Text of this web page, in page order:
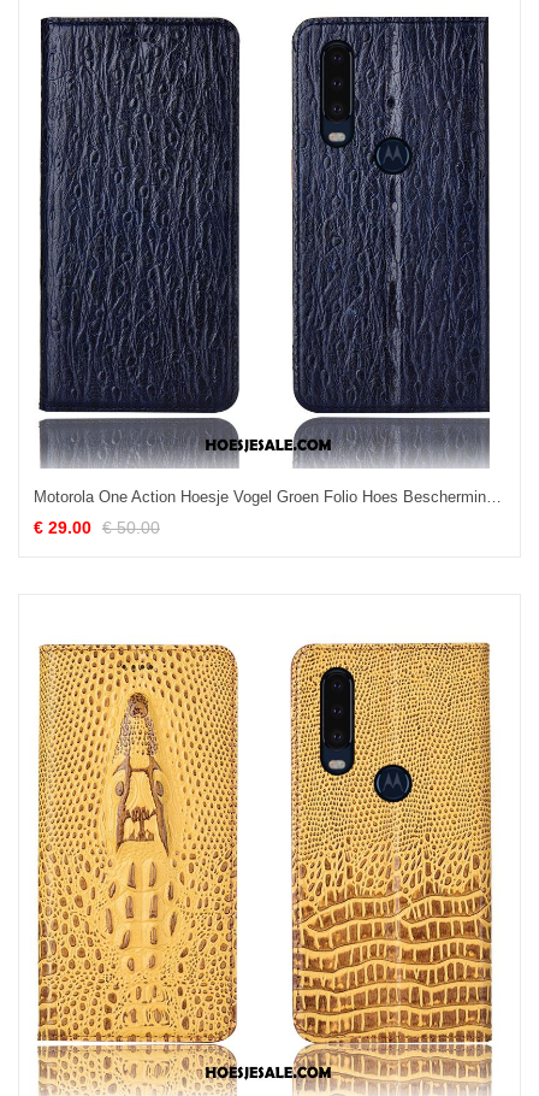
Motorola One Action Hoesje Vogel Groen Folio Hoes Bescherming Goedkoop
€ 29.00 € 50.00